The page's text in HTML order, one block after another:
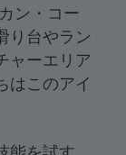
ン・コー
り台やラン
ャーエリア
はこのアイ